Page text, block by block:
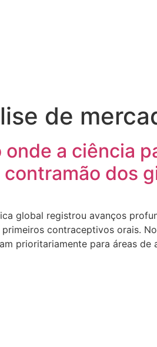
de
onde a ciência
contramão dos
global registrou avanços
contraceptivos orais.
prioritariamente para áreas